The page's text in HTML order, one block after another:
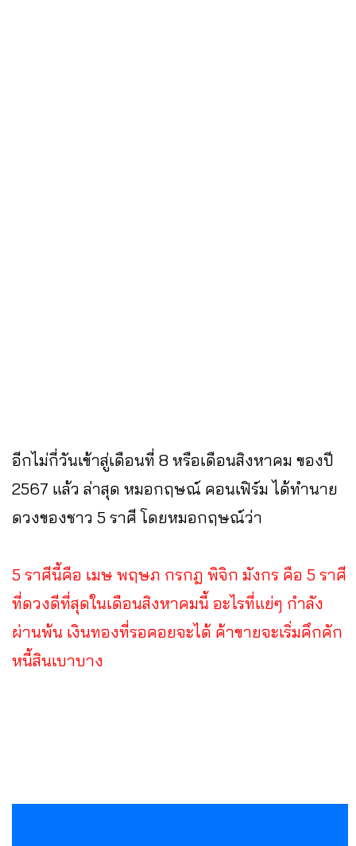
อีกไม่กี่วันเข้าสู่เดือนที่ 8 หรือเดือนสิงหาคม ของปี
2567 แล้ว ล่าสุด หมอกฤษณ์ คอนเฟิร์ม ได้ทำนาย
ดวงของชาว 5 ราศี โดยหมอกฤษณ์ว่า
5 ราศีนี้คือ เมษ พฤษภ กรกฎ พิจิก มังกร คือ 5 ราศี
ที่ดวงดีที่สุดในเดือนสิงหาคมนี้ อะไรที่แย่ๆ กำลัง
ผ่านพ้น เงินทองที่รอคอยจะได้ ค้าขายจะเริ่มคึกคัก
หนี้สินเบาบาง